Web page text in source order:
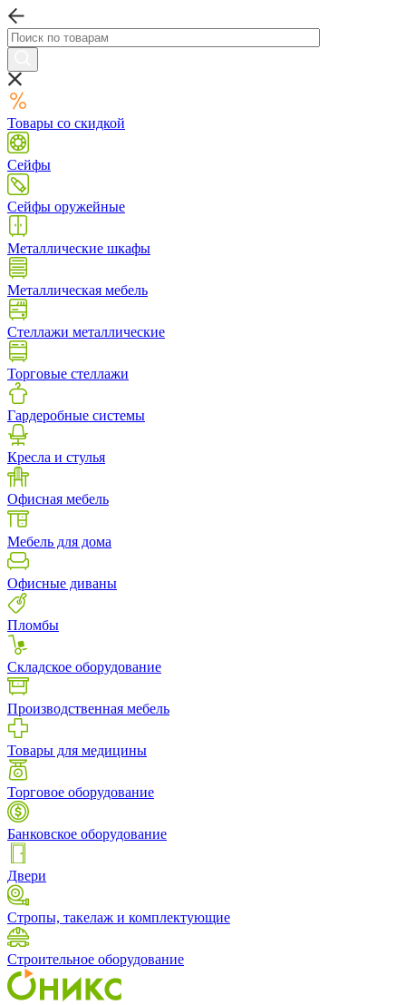
Товары со скидкой
Сейфы
Сейфы оружейные
Металлические шкафы
Металлическая мебель
Стеллажи металлические
Торговые стеллажи
Гардеробные системы
Кресла и стулья
Офисная мебель
Мебель для дома
Офисные диваны
Пломбы
Складское оборудование
Производственная мебель
Товары для медицины
Торговое оборудование
Банковское оборудование
Двери
Стропы, такелаж и комплектующие
Строительное оборудование